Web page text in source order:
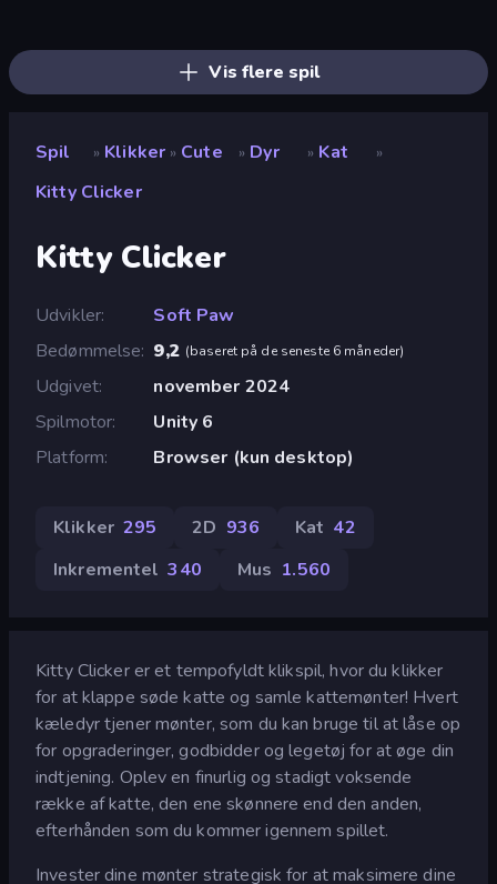
Vis flere spil
Spil » Klikker » Cute » Dyr » Kat »
Kitty Clicker
Kitty Clicker
Udvikler
Soft Paw
Bedømmelse 9,2 (baseret på de seneste 6 måneder)
Udgivet
november 2024
Spilmotor
Unity 6
Platform
Browser (kun desktop)
Klikker 295 2D 936 Kat 42
Inkrementel 340 Mus 1.560
Kitty Clicker er et tempofyldt klikspil, hvor du klikker
for at klappe søde katte og samle kattemønter! Hvert
kæledyr tjener mønter, som du kan bruge til at låse op
for opgraderinger, godbidder og legetøj for at øge din
indtjening. Oplev en finurlig og stadigt voksende
række af katte, den ene skønnere end den anden,
efterhånden som du kommer igennem spillet.
Invester dine mønter strategisk for at maksimere dine